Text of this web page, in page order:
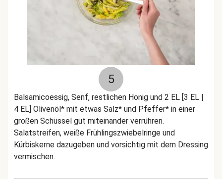
5
Balsamicoessig, Senf, restlichen Honig und 2 EL [3 EL |
4 EL] Olivenöl* mit etwas Salz* und Pfeffer* in einer
großen Schüssel gut miteinander verrühren.
Salatstreifen, weiße Frühlingszwiebelringe und
Kürbiskerne dazugeben und vorsichtig mit dem Dressing
vermischen.